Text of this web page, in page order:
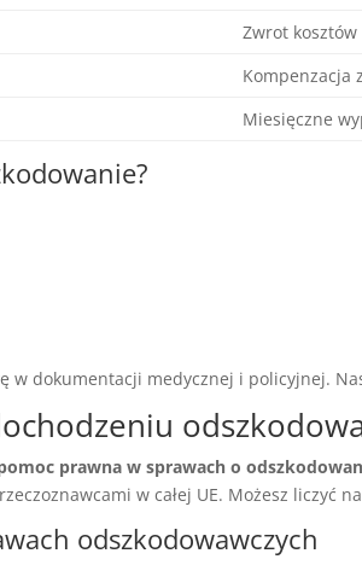
Zwrot
Kompenzacja
Miesięczne
w dokumentacji medycznej i policyjnej.
prawna w sprawach o
w całej UE. Możesz liczyć
odszkodowawczych